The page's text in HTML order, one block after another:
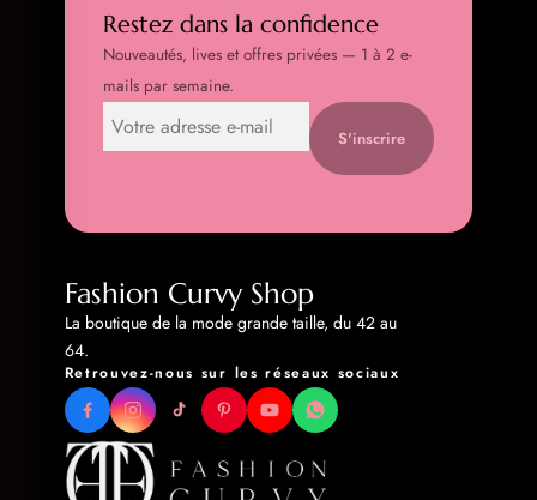
Restez dans la confidence
Nouveautés, lives et offres privées — 1 à 2 e-
mails par semaine.
S'inscrire
Fashion Curvy Shop
La boutique de la mode grande taille, du 42 au
64.
Retrouvez-nous sur les réseaux sociaux